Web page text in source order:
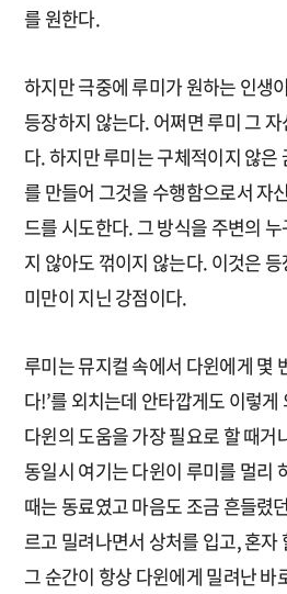
를 원한다.
하지만 극중에 루미가 원하는 인생
등장하지 않는다. 어쩌면 루미 그
다. 하지만 루미는 구체적이지 않은
를 만들어 그것을 수행함으로서 자
드를 시도한다. 그 방식을 주변의
지 않아도 꺾이지 않는다. 이것은
미만이 지닌 강점이다.
루미는 뮤지컬 속에서 다윈에게 몇
다!’를 외치는데 안타깝게도 이렇
다윈의 도움을 가장 필요로 할 때거
동일시 여기는 다윈이 루미를 멀리
때는 동료였고 마음도 조금 흔들렸
르고 밀려나면서 상처를 입고, 혼자
그 순간이 항상 다윈에게 밀려난 바